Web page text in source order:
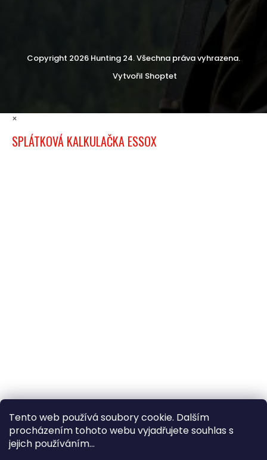
Tento web používá soubory cookie. Dalším
procházením tohoto webu vyjadřujete souhlas s
jejich používáním...
Vytvořil Shoptet
Copyright 2026 Hunting 24. Všechna práva vyhrazena.
×
SPLÁTKOVÁ KALKULAČKA ESSOX
×
Hledáte nejvýhodnější cenu? Získáte jí
pomocíregistrace